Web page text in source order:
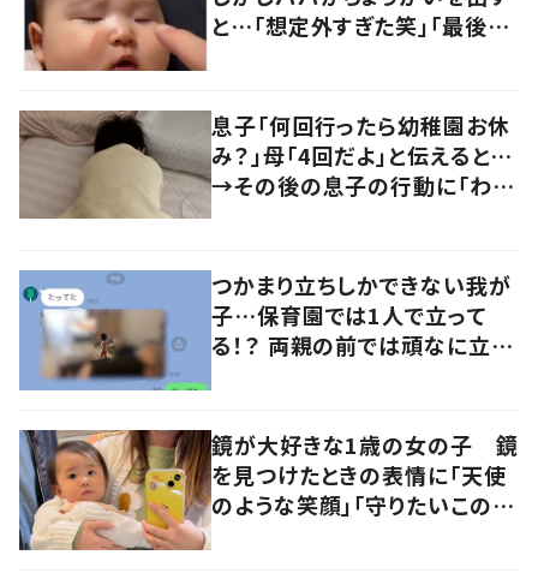
と…「想定外すぎた笑」「最後、
息子「何回行ったら幼稚園お休
み？」母「4回だよ」と伝えると…
→その後の息子の行動に「わか
つかまり立ちしかできない我が
子…保育園では1人で立って
る！？ 両親の前では頑なに立た
鏡が大好きな1歳の女の子 鏡
を見つけたときの表情に「天使
のような笑顔」「守りたいこの笑